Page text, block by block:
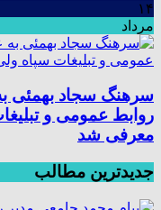
۱۴
مرداد
سرهنگ سجاد بهمئی
روابط عمومی و
معرفی شد
جدیدترین مطالب